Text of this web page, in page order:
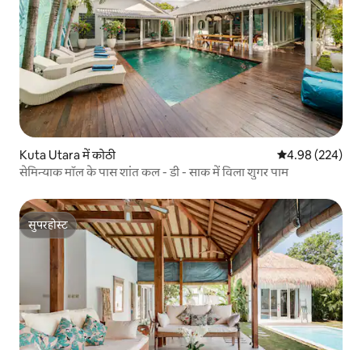
Kuta Utara में कोठी औसत रेटिंग 5 में से
4.98 (224)
सेमिन्याक मॉल के पास शांत कल - डी - साक में विला शुगर पाम
सुपरहोस्ट
सुपरहोस्ट